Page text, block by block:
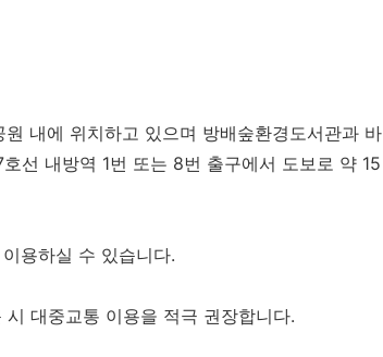
내에 위치하고 있으며 방배숲환경도서관과 바
선 내방역 1번 또는 8번 출구에서 도보로 약 15
용하실 수 있습니다.
대중교통 이용을 적극 권장합니다.